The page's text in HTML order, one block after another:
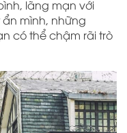
lãng mạn với
mình, những
có thể chậm rãi trò